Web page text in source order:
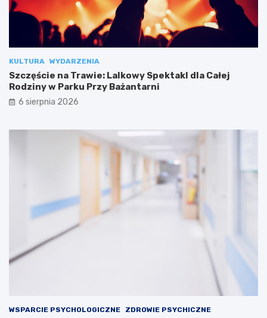
KULTURA WYDARZENIA
Szczęście na Trawie: Lalkowy Spektakl dla Całej
Rodziny w Parku Przy Bażantarni
6 sierpnia 2026
WSPARCIE PSYCHOLOGICZNE ZDROWIE PSYCHICZNE